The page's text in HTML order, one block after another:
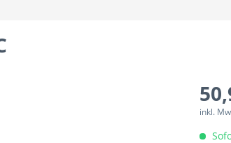
inkl.